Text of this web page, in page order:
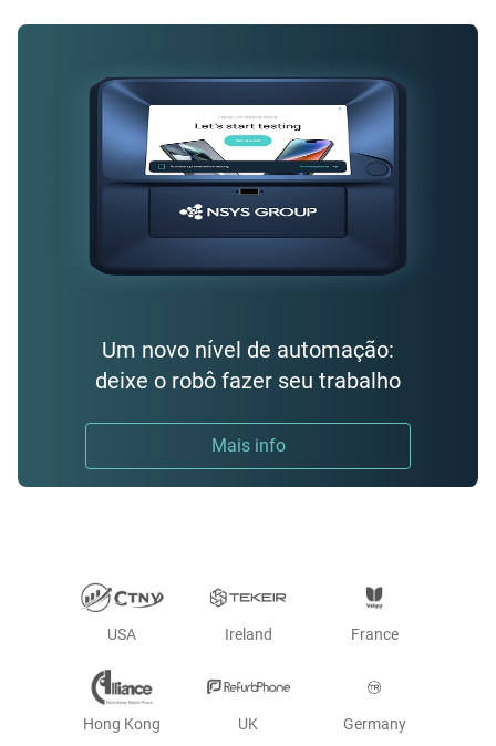
Um novo nível de automação:
deixe o robô fazer seu trabalho
Mais info
USA Ireland France
Hong Kong UK Germany